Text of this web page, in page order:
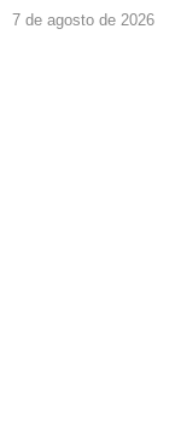
7 de agosto de 2026